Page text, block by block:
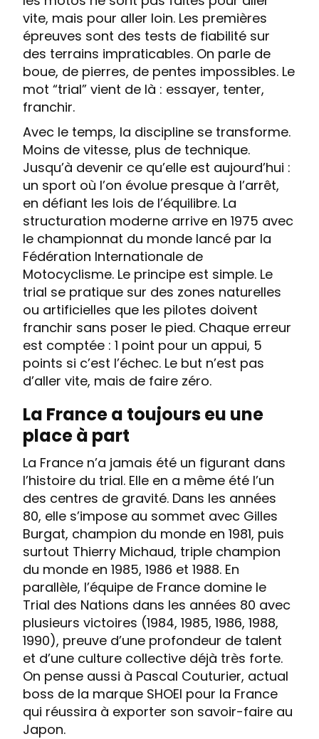
vite, mais pour aller loin. Les premières
épreuves sont des tests de fiabilité sur
des terrains impraticables. On parle de
boue, de pierres, de pentes impossibles. Le
mot “trial” vient de là : essayer, tenter,
franchir.
Avec le temps, la discipline se transforme.
Moins de vitesse, plus de technique.
Jusqu’à devenir ce qu’elle est aujourd’hui :
un sport où l’on évolue presque à l’arrêt,
en défiant les lois de l’équilibre. La
structuration moderne arrive en 1975 avec
le championnat du monde lancé par la
Fédération Internationale de
Motocyclisme. Le principe est simple. Le
trial se pratique sur des zones naturelles
ou artificielles que les pilotes doivent
franchir sans poser le pied. Chaque erreur
est comptée : 1 point pour un appui, 5
points si c’est l’échec. Le but n’est pas
d’aller vite, mais de faire zéro.
La France a toujours eu une
place à part
La France n’a jamais été un figurant dans
l’histoire du trial. Elle en a même été l’un
des centres de gravité. Dans les années
80, elle s’impose au sommet avec Gilles
Burgat, champion du monde en 1981, puis
surtout Thierry Michaud, triple champion
du monde en 1985, 1986 et 1988. En
parallèle, l’équipe de France domine le
Trial des Nations dans les années 80 avec
plusieurs victoires (1984, 1985, 1986, 1988,
1990), preuve d’une profondeur de talent
et d’une culture collective déjà très forte.
On pense aussi à Pascal Couturier, actual
boss de la marque SHOEI pour la France
qui réussira à exporter son savoir-faire au
Japon.